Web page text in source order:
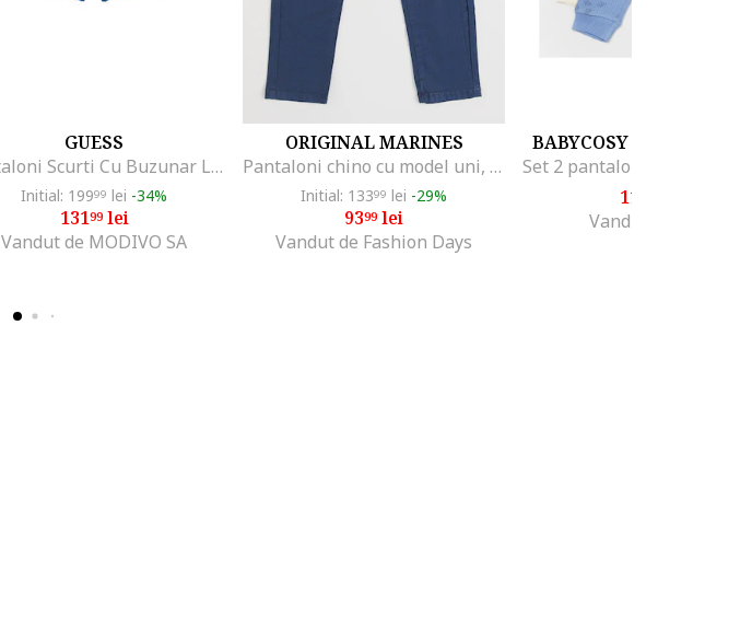
GUESS
Pantaloni Scurti Cu Buzunar La Spate
Initial: 19999 lei -34%
13199lei
Vandut de MODIVO SA
ORIGINAL MARINES
Pantaloni chino cu model uni, Bleumarin
Initial: 13399 lei -29%
9399lei
Vandut de Fashion Days
BABYCOSY ORGANIC
111
Vandut de drool